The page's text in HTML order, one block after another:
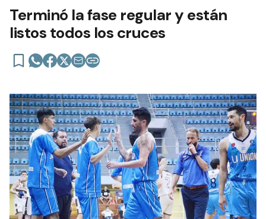
Terminó la fase regular y están
listos todos los cruces